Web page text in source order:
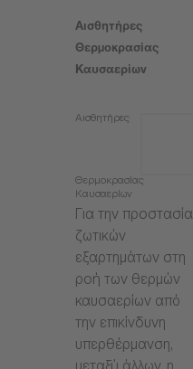
Αισθητήρες
Θερμοκρασίας
Καυσαερίων
Αισθητήρες
Θερμοκρασίας
Καυσαερίων
Για την προστασία
ζωτικών
εξαρτημάτων στη
ροή των θερμών
καυσαερίων από
την επικίνδυνη
υπερθέρμανση,